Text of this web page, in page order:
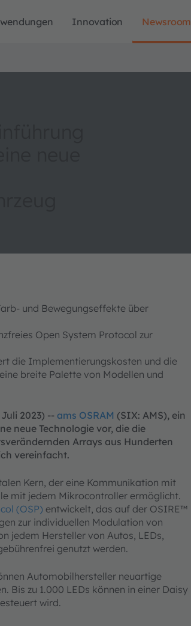
Innovation Newsroom
und Bewegungseffekte über
Open System Protocol zur
die Implementierungskosten und die
breite Palette von Modellen und
2023) -- ams OSRAM (SIX: AMS), ein
neue Technologie vor, die die
Arrays aus Hunderten
vereinfacht.
Kern, der eine Kommunikation mit
mit jedem Mikrocontroller ermöglicht.
(OSP) entwickelt, das auf der OSIRE™
zur individuellen Modulation von
jedem Hersteller von Autos, LEDs,
genutzt werden.
Automobilhersteller neuartige
Bis zu 1.000 LEDs können in einer Daisy
wird.